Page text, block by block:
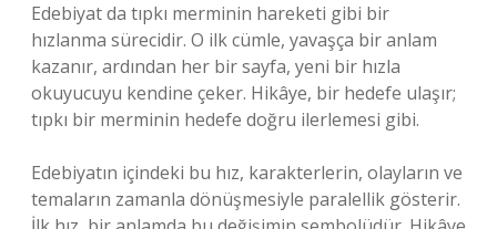
Edebiyat da tıpkı merminin hareketi gibi bir
hızlanma sürecidir. O ilk cümle, yavaşça bir anlam
kazanır, ardından her bir sayfa, yeni bir hızla
okuyucuyu kendine çeker. Hikâye, bir hedefe ulaşır;
tıpkı bir merminin hedefe doğru ilerlemesi gibi.
Edebiyatın içindeki bu hız, karakterlerin, olayların ve
temaların zamanla dönüşmesiyle paralellik gösterir.